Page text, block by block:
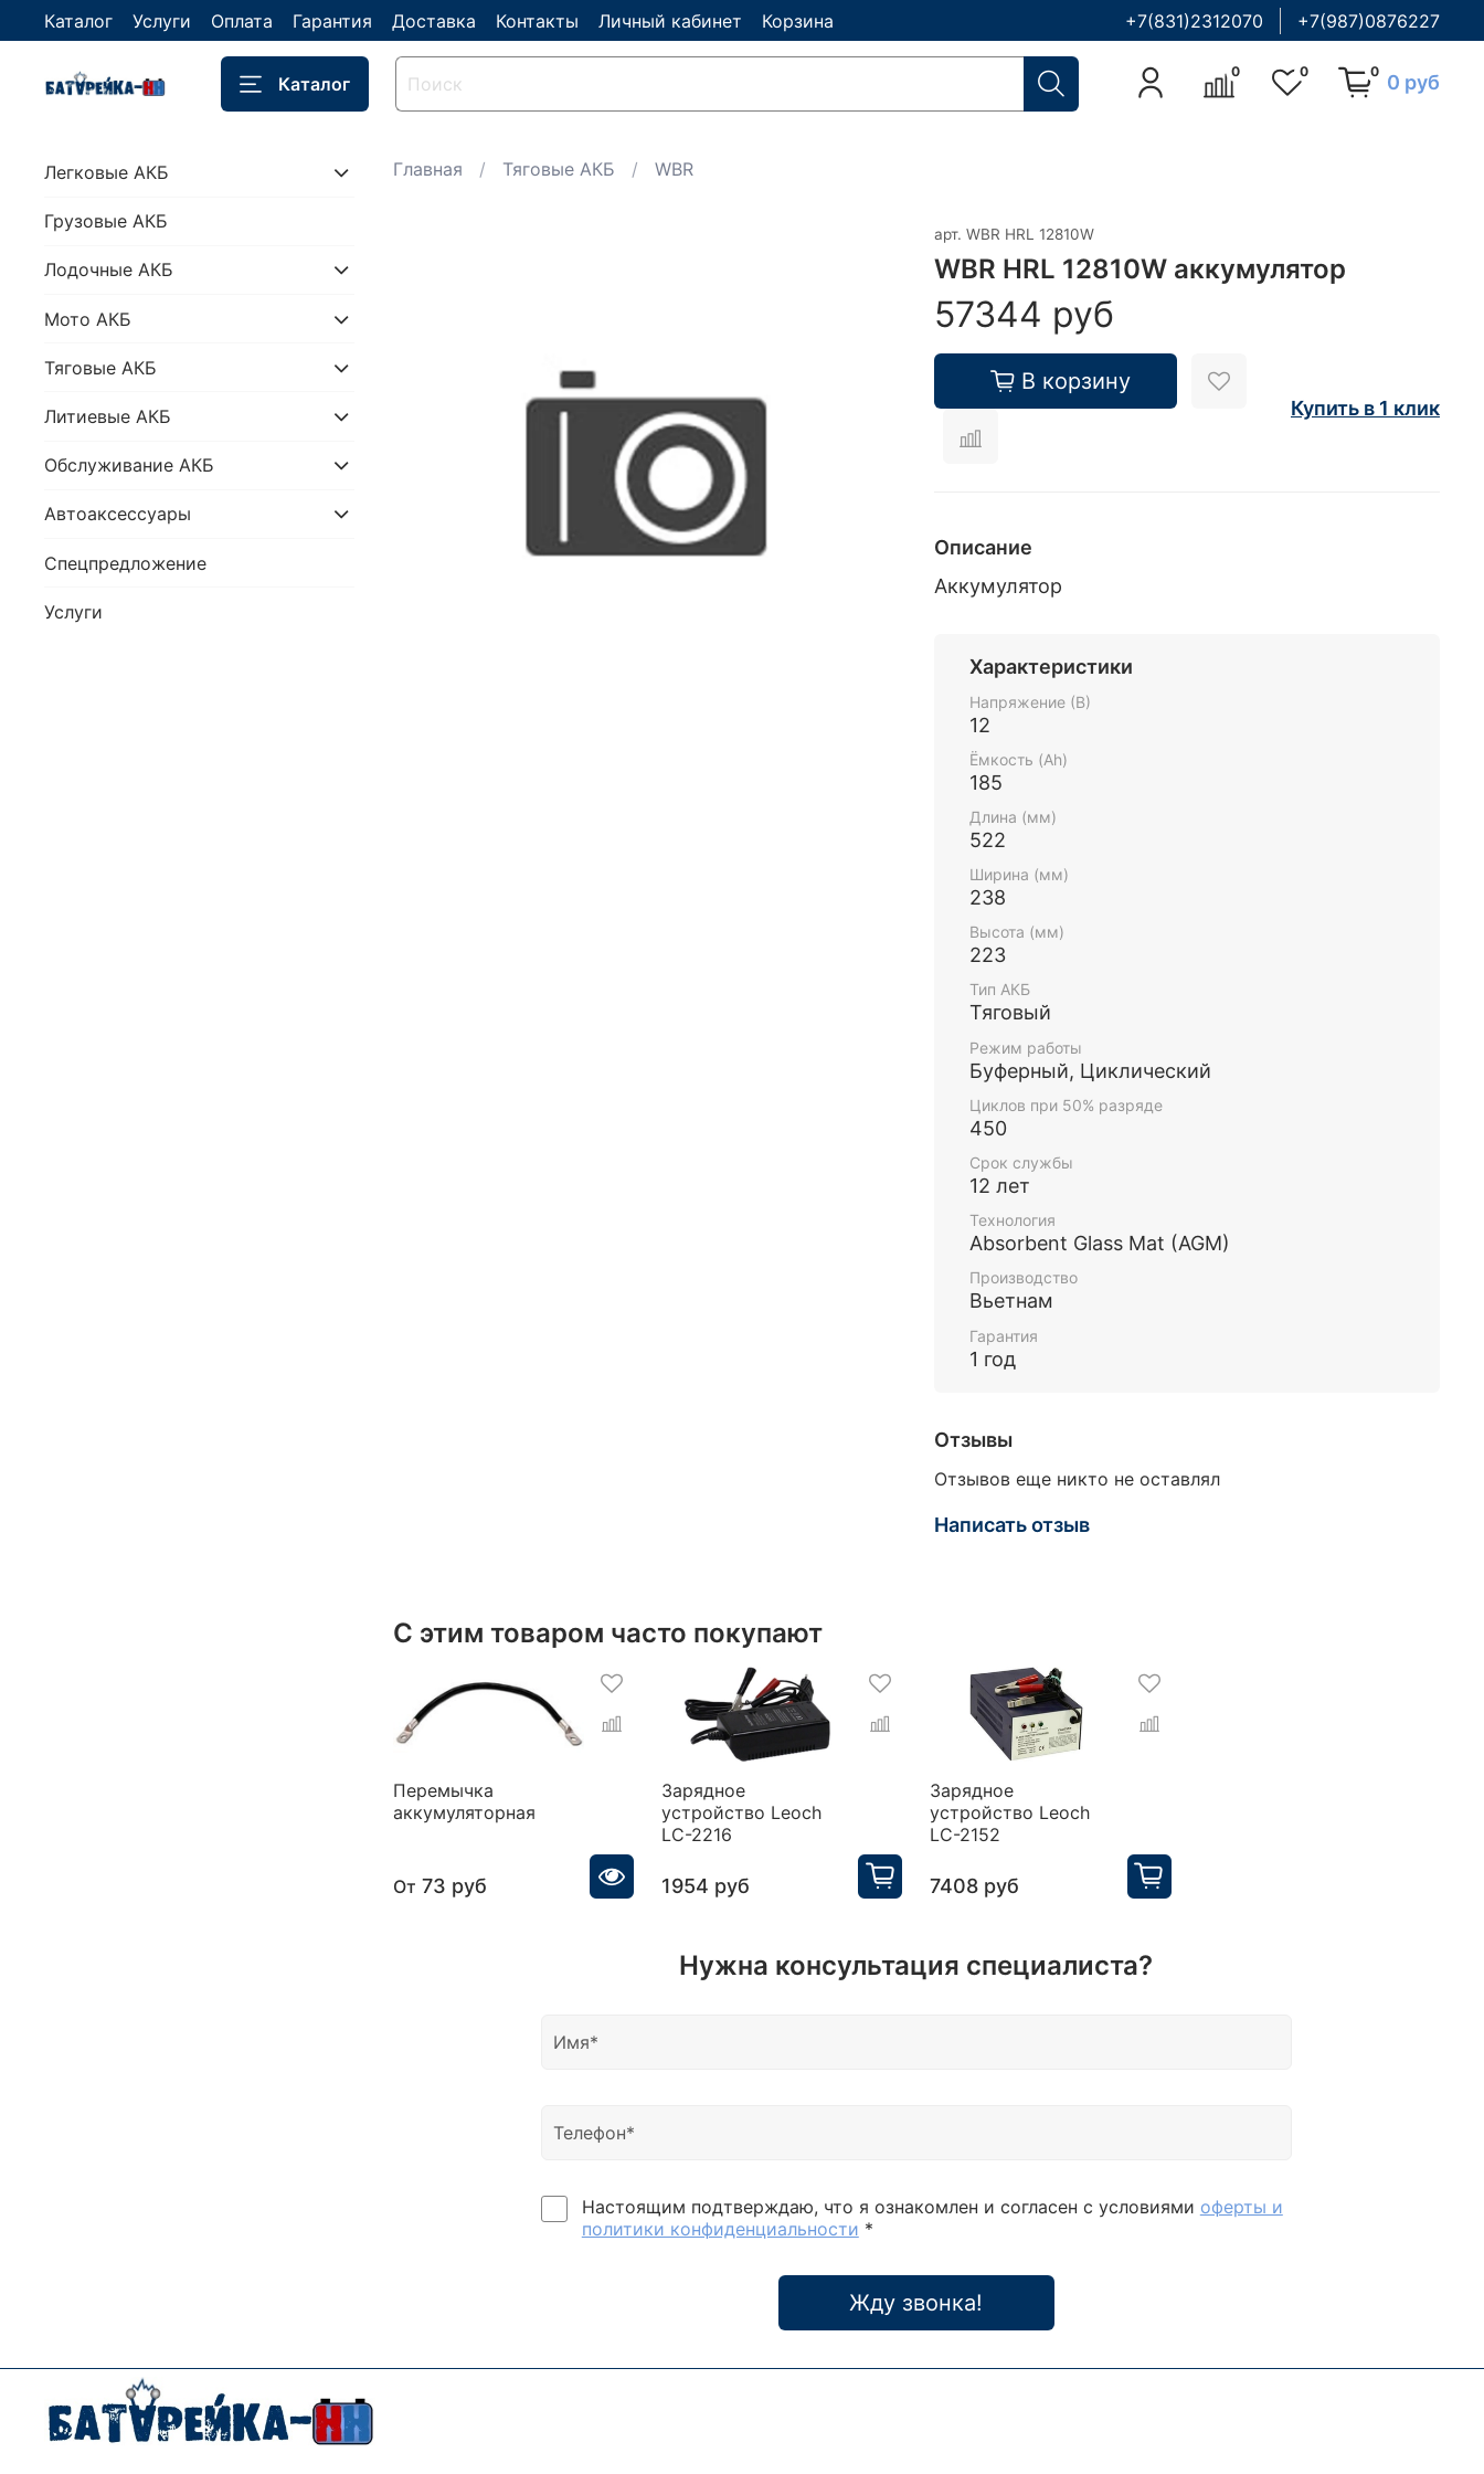
Каталог Услуги Оплата Гарантия Доставка Контакты Личный кабинет Корзина +7(831)2312070 +7(987)0876227
Каталог
0 0 0 0 руб
Главная Тяговые АКБ WBR
арт. WBR HRL 12810W
WBR HRL 12810W аккумулятор
57344 руб
В корзину
Купить в 1 клик
Описание
Аккумулятор
Характеристики
Напряжение (В)
12
Ёмкость (Ah)
185
Длина (мм)
522
Ширина (мм)
238
Высота (мм)
223
Тип АКБ
Тяговый
Режим работы
Буферный, Циклический
Циклов при 50% разряде
450
Срок службы
12 лет
Технология
Absorbent Glass Mat (AGM)
Производство
Вьетнам
Гарантия
1 год
Отзывы
Отзывов еще никто не оставлял
Написать отзыв
С этим товаром часто покупают
Перемычка
аккумуляторная
От 73 руб
Зарядное
устройство Leoch
LC-2216
1954 руб
Зарядное
устройство Leoch
LC-2152
7408 руб
Нужна консультация специалиста?
Настоящим подтверждаю, что я ознакомлен и согласен с условиями оферты и
политики конфиденциальности *
Жду звонка!
Легковые АКБ
Грузовые АКБ
Лодочные АКБ
Мото АКБ
Тяговые АКБ
Литиевые АКБ
Обслуживание АКБ
Автоаксессуары
Спецпредложение
Услуги